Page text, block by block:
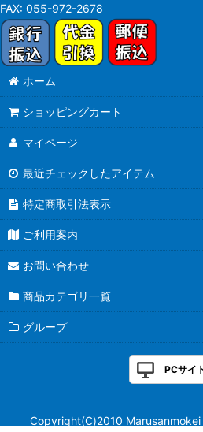
FAX: 055-972-2678
ホーム
ショッピングカート
マイページ
最近チェックしたアイテム
特定商取引法表示
ご利用案内
お問い合わせ
商品カテゴリ一覧
グループ
PCサイ
Copyright(C)2010